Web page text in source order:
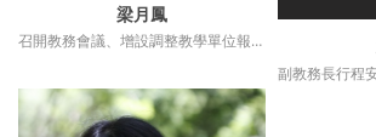
梁月鳳
召開教務會議、增設調整教學單位報部、師資質量計算、非屬系所院教評會